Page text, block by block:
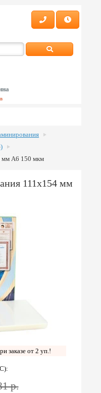
мм А6 150 мкм
111х154 мм
заказе от 2 уп.!
р.